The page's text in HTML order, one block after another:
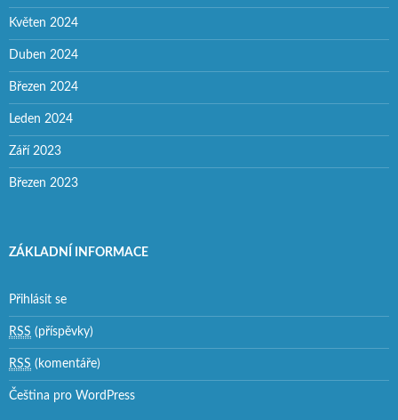
Květen 2024
Duben 2024
Březen 2024
Leden 2024
Září 2023
Březen 2023
ZÁKLADNÍ INFORMACE
Přihlásit se
RSS (příspěvky)
RSS (komentáře)
Čeština pro WordPress